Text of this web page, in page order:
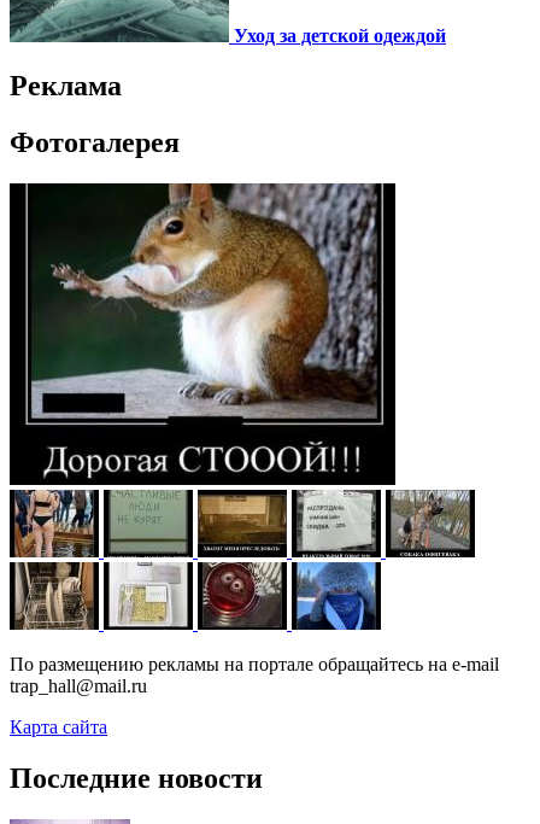
Уход за детской одеждой
Реклама
Фотогалерея
По размещению рекламы на портале обращайтесь на e-mail
trap_hall@mail.ru
Карта сайта
Последние новости